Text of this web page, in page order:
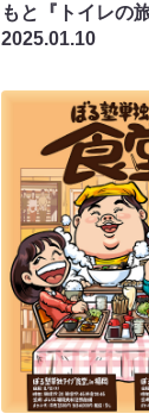
もと『トイレの
2025.01.10